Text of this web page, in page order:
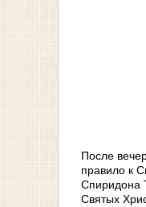
После
правило к
Спиридона
Святых